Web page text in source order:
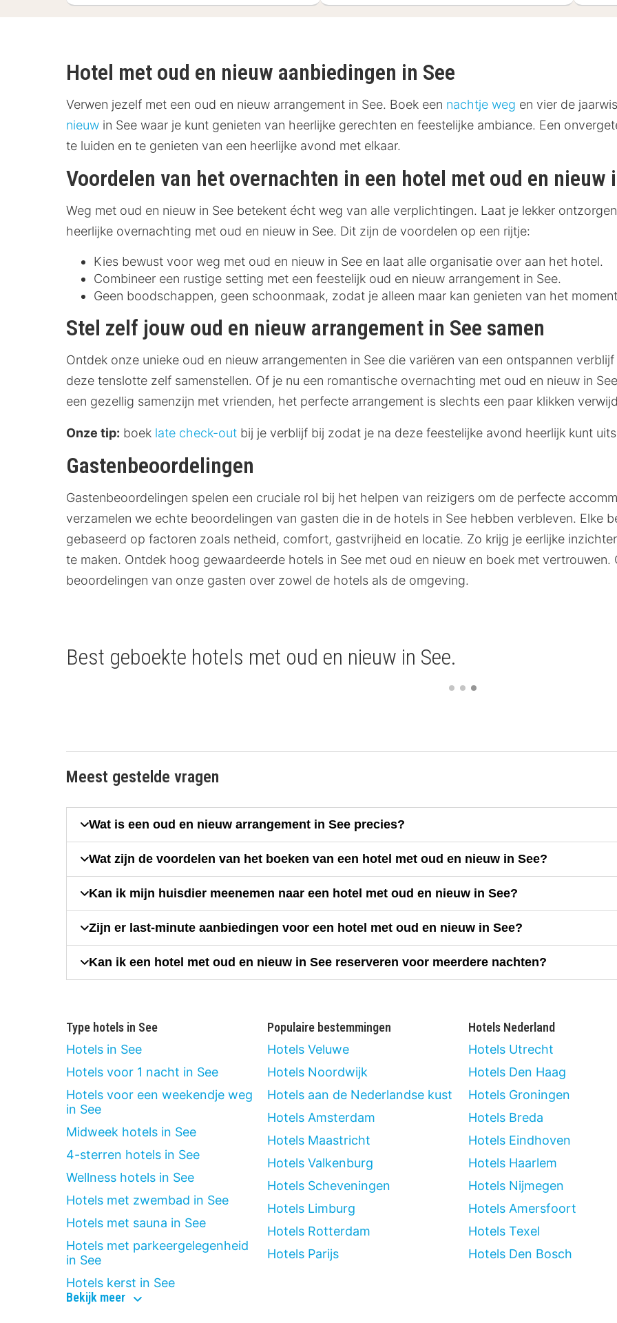
Hotel met oud en nieuw aanbiedingen in See
Verwen jezelf met een oud en nieuw arrangement in See. Boek een nachtje weg en vier de
nieuw in See waar je kunt genieten van heerlijke gerechten en feestelijke ambiance. Een
te luiden en te genieten van een heerlijke avond met elkaar.
Voordelen van het overnachten in een hotel met oud en nieuw
Weg met oud en nieuw in See betekent écht weg van alle verplichtingen. Laat je lekker
heerlijke overnachting met oud en nieuw in See. Dit zijn de voordelen op een rijtje:
Kies bewust voor weg met oud en nieuw in See en laat alle organisatie over aan het hotel.
Combineer een rustige setting met een feestelijk oud en nieuw arrangement in See.
Geen boodschappen, geen schoonmaak, zodat je alleen maar kan genieten van het
Stel zelf jouw oud en nieuw arrangement in See samen
Ontdek onze unieke oud en nieuw arrangementen in See die variëren van een ontspannen
deze tenslotte zelf samenstellen. Of je nu een romantische overnachting met oud en nieuw in
een gezellig samenzijn met vrienden, het perfecte arrangement is slechts een paar klikken
Onze tip: boek late check-out bij je verblijf bij zodat je na deze feestelijke avond heerlijk kunt
Gastenbeoordelingen
Gastenbeoordelingen spelen een cruciale rol bij het helpen van reizigers om de perfecte
verzamelen we echte beoordelingen van gasten die in de hotels in See hebben verbleven. Elke
gebaseerd op factoren zoals netheid, comfort, gastvrijheid en locatie. Zo krijg je eerlijke
te maken. Ontdek hoog gewaardeerde hotels in See met oud en nieuw en boek met vertrouwen.
beoordelingen van onze gasten over zowel de hotels als de omgeving.
Best geboekte hotels met oud en nieuw in See.
Meest gestelde vragen
Wat is een oud en nieuw arrangement in See precies?
Wat zijn de voordelen van het boeken van een hotel met oud en nieuw in See?
Kan ik mijn huisdier meenemen naar een hotel met oud en nieuw in See?
Zijn er last-minute aanbiedingen voor een hotel met oud en nieuw in See?
Kan ik een hotel met oud en nieuw in See reserveren voor meerdere nachten?
Type hotels in See
Hotels in See
Hotels voor 1 nacht in See
Hotels voor een weekendje weg
in See
Midweek hotels in See
4-sterren hotels in See
Wellness hotels in See
Hotels met zwembad in See
Hotels met sauna in See
Hotels met parkeergelegenheid
in See
Hotels kerst in See
Bekijk meertype
Populaire bestemmingen
Hotels Veluwe
Hotels Noordwijk
Hotels aan de Nederlandse kust
Hotels Amsterdam
Hotels Maastricht
Hotels Valkenburg
Hotels Scheveningen
Hotels Limburg
Hotels Rotterdam
Hotels Parijs
Hotels Nederland
Hotels Utrecht
Hotels Den Haag
Hotels Groningen
Hotels Breda
Hotels Eindhoven
Hotels Haarlem
Hotels Nijmegen
Hotels Amersfoort
Hotels Texel
Hotels Den Bosch